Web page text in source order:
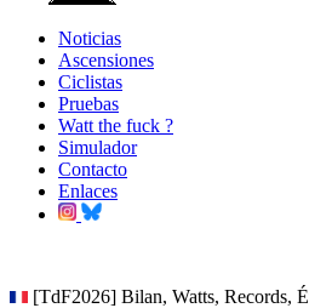
Noticias
Ascensiones
Ciclistas
Pruebas
Watt the fuck ?
Simulador
Contacto
Enlaces
[TdF2026] Bilan, Watts, Records,